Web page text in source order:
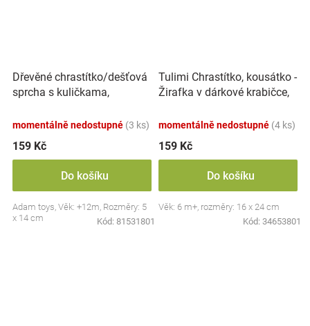
Dřevěné chrastítko/dešťová
sprcha s kuličkama,
momentálně nedostupné (3 ks)
159 Kč
Do košíku
Adam toys, Věk: +12m, Rozměry: 5
x 14 cm
Kód: 81531801
Tulimi Chrastítko, kousátko -
Žirafka v dárkové krabičce,
momentálně nedostupné (4 ks)
159 Kč
Do košíku
Věk: 6 m+, rozměry: 16 x 24 cm
Kód: 34653801